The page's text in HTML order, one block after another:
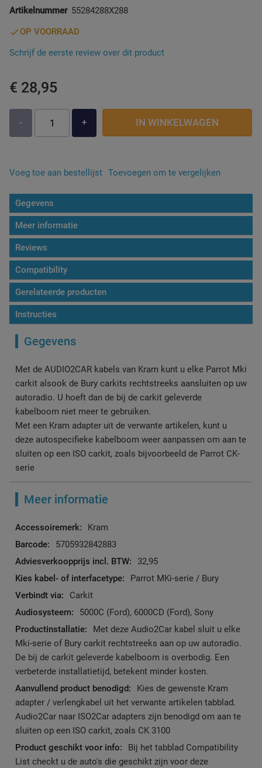
Diverse Auto
Artikelnummer 55284288X288
OP VOORRAAD
Schrijf de eerste review over dit product
€ 28,95
- + IN WINKELWAGEN
Voeg toe aan bestellijst Toevoegen om te vergelijken
Gegevens
Meer informatie
Reviews
Compatibility
Gerelateerde producten
Instructies
Gegevens
Met de AUDIO2CAR kabels van Kram kunt u elke Parrot Mki
carkit alsook de Bury carkits rechtstreeks aansluiten op uw
autoradio. U hoeft dan de bij de carkit geleverde
kabelboom niet meer te gebruiken.
Met een Kram adapter uit de verwante artikelen, kunt u
deze autospecifieke kabelboom weer aanpassen om aan te
sluiten op een ISO carkit, zoals bijvoorbeeld de Parrot CK-
serie
Meer informatie
Meer
informatie
Kram
5705932842883
32,95
Parrot MKi-serie / Bury
Carkit
5000C (Ford), 6000CD (Ford), Sony
Met deze Audio2Car kabel sluit u elke
Mki-serie of Bury carkit rechtstreeks aan op uw autoradio.
De bij de carkit geleverde kabelboom is overbodig. Een
verbeterde installatietijd, betekent minder kosten.
Kies de gewenste Kram
adapter / verlengkabel uit het verwante artikelen tabblad.
Audio2Car naar ISO2Car adapters zijn benodigd om aan te
sluiten op een ISO carkit, zoals CK 3100
Bij het tabblad Compatibility
List checkt u de auto's die geschikt zijn voor deze